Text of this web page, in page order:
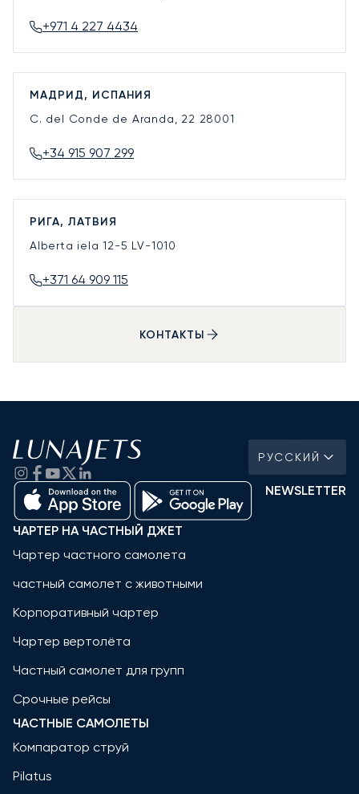
+971 4 227 4434
МАДРИД, ИСПАНИЯ
C. del Conde de Aranda, 22 28001
+34 915 907 299
РИГА, ЛАТВИЯ
Alberta iela 12-5 LV-1010
+371 64 909 115
КОНТАКТЫ
РУССКИЙ
NEWSLETTER
ЧАРТЕР НА ЧАСТНЫЙ ДЖЕТ
Чартер частного самолета
частный самолет с животными
Корпоративный чартер
Чартер вертолёта
Частный самолет для групп
Срочные рейсы
ЧАСТНЫЕ САМОЛЕТЫ
Компаратор струй
Pilatus